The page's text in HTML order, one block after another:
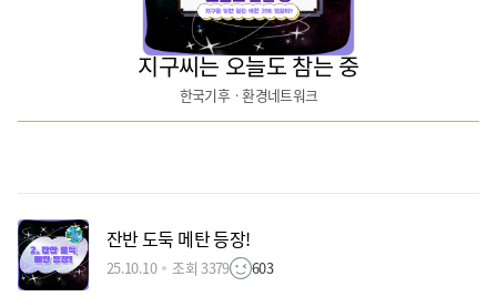
지구씨는 오늘도 참는 중
한국기후ㆍ환경네트워크
잔반 도둑 메탄 등장!
25.10.10 조회 3379 603